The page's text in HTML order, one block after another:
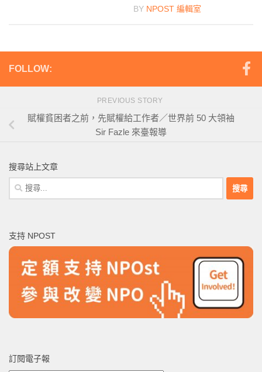
BY NPOST 編輯室
FOLLOW:
PREVIOUS STORY
賦權貧困者之前，先賦權給工作者／世界前 50 大領袖
Sir Fazle 來臺報導
搜尋站上文章
搜
尋
字:
支持 NPOST
訂閱電子報